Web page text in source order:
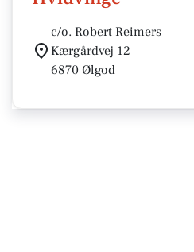
c/o. Robert Reimers
Kærgårdvej 12
6870 Ølgod